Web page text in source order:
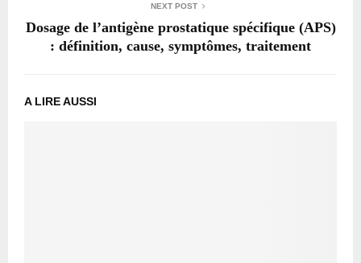
NEXT POST
Dosage de l’antigène prostatique spécifique (APS)
: définition, cause, symptômes, traitement
A LIRE AUSSI